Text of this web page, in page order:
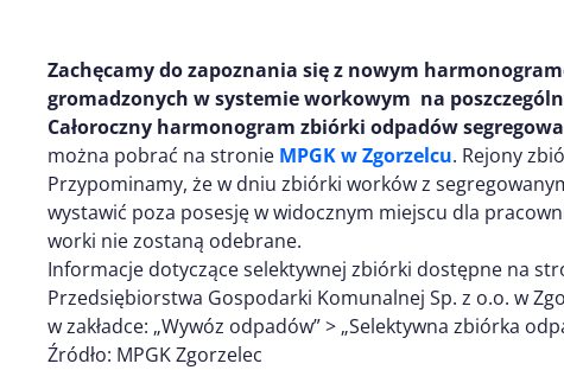
Zachęcamy do zapoznania się z nowym
gromadzonych w systemie workowym na
Całoroczny harmonogram zbiórki odpadów
można pobrać na stronie MPGK w Zgorzelcu. Rejony
Przypominamy, że w dniu zbiórki worków z
wystawić poza posesję w widocznym miejscu dla
worki nie zostaną odebrane.
Informacje dotyczące selektywnej zbiórki dostępne na
Przedsiębiorstwa Gospodarki Komunalnej Sp. z o.o. w
w zakładce: „Wywóz odpadów” > „Selektywna zbiórka
Źródło: MPGK Zgorzelec